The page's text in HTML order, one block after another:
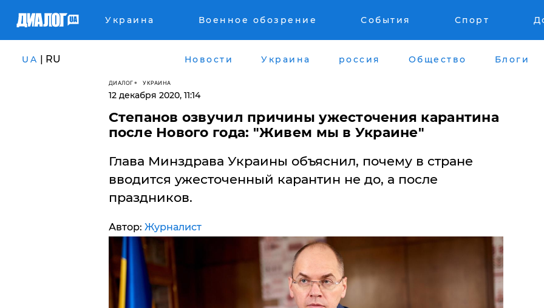
Украина Военное обозрение События Спорт
UA | RU Новости Украина россия Общество Блоги
ДИАЛОГ УКРАИНА
12 декабря 2020, 11:14
Степанов озвучил причины ужесточения карантина
после Нового года: "Живем мы в Украине"
Глава Минздрава Украины объяснил, почему в стране
вводится ужесточенный карантин не до, а после
праздников.
Автор: Журналист